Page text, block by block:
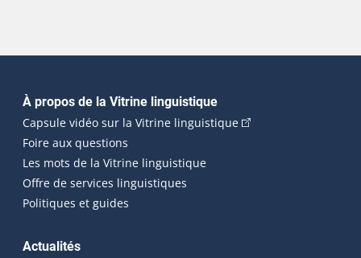
Navigation principale
À propos de la Vitrine linguistique
Capsule vidéo sur la Vitrine linguistique(Cet hyperlien
Foire aux questions
Les mots de la Vitrine linguistique
Offre de services linguistiques
Politiques et guides
Actualités